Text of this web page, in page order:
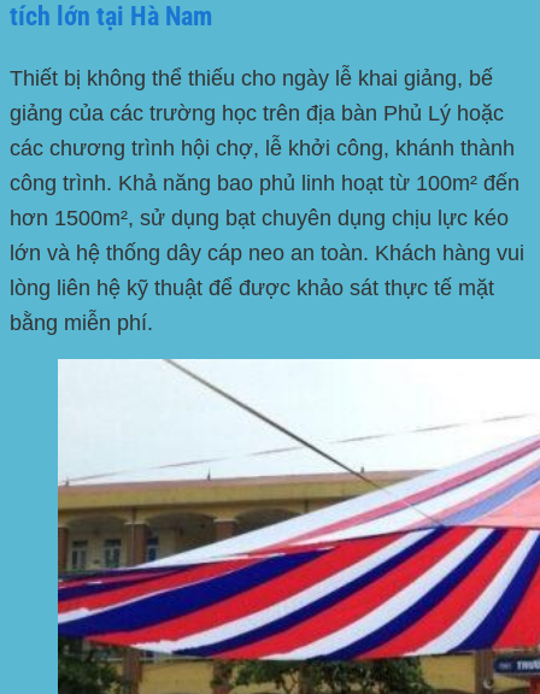
tích lớn tại Hà Nam
Thiết bị không thể thiếu cho ngày lễ khai giảng, bế
giảng của các trường học trên địa bàn Phủ Lý hoặc
các chương trình hội chợ, lễ khởi công, khánh thành
công trình. Khả năng bao phủ linh hoạt từ 100m² đến
hơn 1500m², sử dụng bạt chuyên dụng chịu lực kéo
lớn và hệ thống dây cáp neo an toàn. Khách hàng vui
lòng liên hệ kỹ thuật để được khảo sát thực tế mặt
bằng miễn phí.